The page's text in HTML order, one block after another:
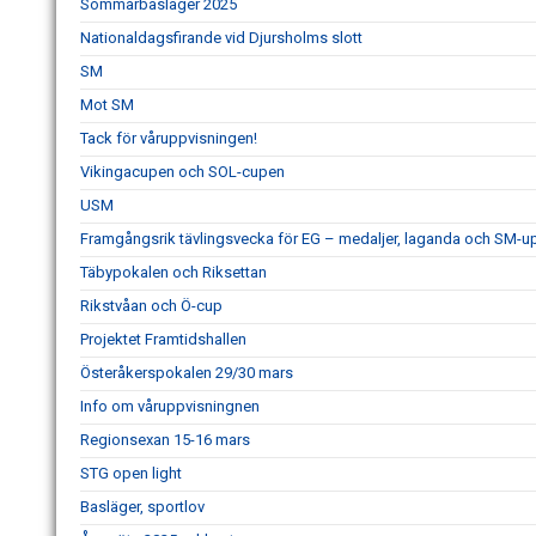
Sommarbasläger 2025
Nationaldagsfirande vid Djursholms slott
SM
Mot SM
Tack för våruppvisningen!
Vikingacupen och SOL-cupen
USM
Framgångsrik tävlingsvecka för EG – medaljer, laganda och SM-
Täbypokalen och Riksettan
Rikstvåan och Ö-cup
Projektet Framtidshallen
Österåkerspokalen 29/30 mars
Info om våruppvisningnen
Regionsexan 15-16 mars
STG open light
Basläger, sportlov